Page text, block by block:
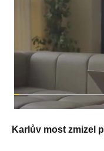
Karlův most zmizel